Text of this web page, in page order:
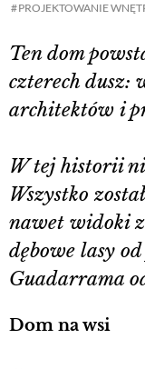
PROJEKTOWANIE
Ten dom
czterech dusz:
architektów i
W tej historii
Wszystko
nawet widoki
dębowe lasy
Guadarrama
Dom na wsi